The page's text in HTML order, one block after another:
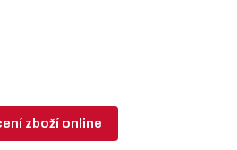
zboží online